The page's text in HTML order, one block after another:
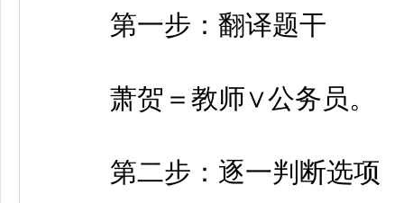
第一步：翻译题干
萧贺＝教师∨公务员。
第二步：逐一判断选项